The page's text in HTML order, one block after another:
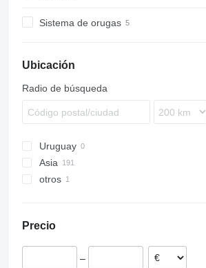
Sistema de orugas
Ubicación
Radio de búsqueda
Uruguay
Asia
otros
Precio
–